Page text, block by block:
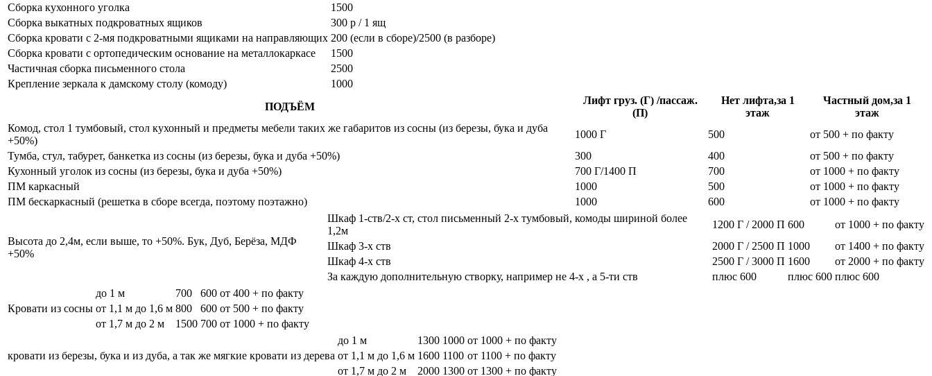
Сборка кухонного уголка
1500
Сборка выкатных подкроватных ящиков
300 р / 1 ящ
Сборка кровати с 2-мя подкроватными ящиками на направляющих 200 (если в сборе)/2500 (в разборе)
Сборка кровати с ортопедическим основание на металлокаркасе
1500
Частичная сборка письменного стола
2500
Крепление зеркала к дамскому столу (комоду)
1000
ПОДЪЁМ
Лифт груз. (Г) /пассаж.
(П)
Нет лифта,за 1
этаж
Частный дом,за 1
этаж
Комод, стол 1 тумбовый, стол кухонный и предметы мебели таких же габаритов из сосны (из березы, бука и дуба
+50%)
1000 Г 500
от 500 + по факту
Тумба, стул, табурет, банкетка из сосны (из березы, бука и дуба +50%)
300 400
от 500 + по факту
Кухонный уголок из сосны (из березы, бука и дуба +50%)
700 Г/1400 П 700
от 1000 + по факту
ПМ каркасный
1000 500
от 1000 + по факту
ПМ бескаркасный (решетка в сборе всегда, поэтому поэтажно)
1000 600 от 1000 + по факту
Высота до 2,4м, если выше, то +50%. Бук, Дуб, Берёза, МДФ
+50%
Шкаф 1-ств/2-х ст, стол письменный 2-х тумбовый, комоды шириной более
1,2м
1200 Г / 2000 П 600
от 1000 + по факту
Шкаф 3-х ств
2000 Г / 2500 П 1000
от 1400 + по факту
Шкаф 4-х ств
2500 Г / 3000 П 1600
от 2000 + по факту
За каждую дополнительную створку, например не 4-х , а 5-ти ств
плюс 600 плюс 600 плюс 600
Кровати из сосны
до 1 м 700 600 от 400 + по факту
от 1,1 м до 1,6 м 800 600 от 500 + по факту
от 1,7 м до 2 м
1500 700 от 1000 + по факту
кровати из березы, бука и из дуба, а так же мягкие кровати из дерева
до 1 м 1300 1000 от 1000 + по факту
от 1,1 м до 1,6 м 1600 1100 от 1100 + по факту
от 1,7 м до 2 м
2000 1300 от 1300 + по факту